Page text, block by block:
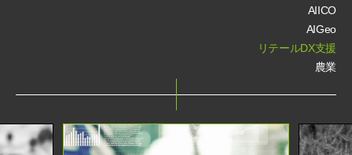
AIICO
AIGeo
リテールDX支援
農業